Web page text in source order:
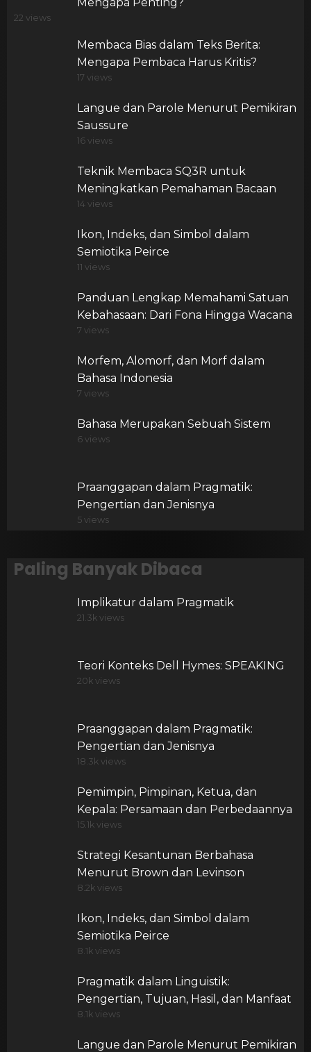
22 views
Membaca Bias dalam Teks Berita:
Mengapa Pembaca Harus Kritis?
17 views
Langue dan Parole Menurut Pemikiran
Saussure
16 views
Teknik Membaca SQ3R untuk
Meningkatkan Pemahaman Bacaan
14 views
Ikon, Indeks, dan Simbol dalam
Semiotika Peirce
11 views
Panduan Lengkap Memahami Satuan
Kebahasaan: Dari Fona Hingga Wacana
7 views
Morfem, Alomorf, dan Morf dalam
Bahasa Indonesia
7 views
Bahasa Merupakan Sebuah Sistem
6 views
Praanggapan dalam Pragmatik:
Pengertian dan Jenisnya
5 views
Paling Banyak Dibaca
Implikatur dalam Pragmatik
21.3k views
Teori Konteks Dell Hymes: SPEAKING
20k views
Praanggapan dalam Pragmatik:
Pengertian dan Jenisnya
18.3k views
Pemimpin, Pimpinan, Ketua, dan
Kepala: Persamaan dan Perbedaannya
15.1k views
Strategi Kesantunan Berbahasa
Menurut Brown dan Levinson
8.2k views
Ikon, Indeks, dan Simbol dalam
Semiotika Peirce
8.1k views
Pragmatik dalam Linguistik:
Pengertian, Tujuan, Hasil, dan Manfaat
8.1k views
Langue dan Parole Menurut Pemikiran